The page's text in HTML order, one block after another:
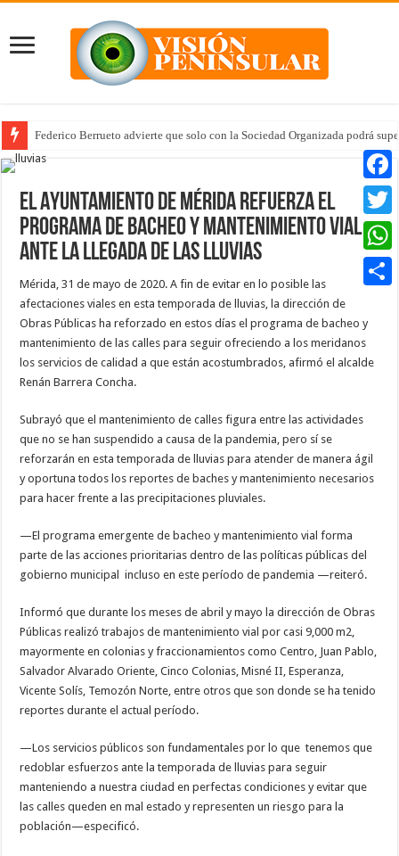
Federico Berrueto advierte que solo con la Sociedad Organizada podrá
El Ayuntamiento de Mérida refuerza el
programa de bacheo y mantenimiento vial
ante la llegada de las lluvias
Mérida, 31 de mayo de 2020. A fin de evitar en lo posible las
afectaciones viales en esta temporada de lluvias, la dirección de
Obras Públicas ha reforzado en estos días el programa de bacheo y
mantenimiento de las calles para seguir ofreciendo a los meridanos
los servicios de calidad a que están acostumbrados, afirmó el alcalde
Renán Barrera Concha.
Subrayó que el mantenimiento de calles figura entre las actividades
que no se han suspendido a causa de la pandemia, pero sí se
reforzarán en esta temporada de lluvias para atender de manera ágil
y oportuna todos los reportes de baches y mantenimiento necesarios
para hacer frente a las precipitaciones pluviales.
—El programa emergente de bacheo y mantenimiento vial forma
parte de las acciones prioritarias dentro de las políticas públicas del
gobierno municipal incluso en este período de pandemia —reiteró.
Informó que durante los meses de abril y mayo la dirección de Obras
Públicas realizó trabajos de mantenimiento vial por casi 9,000 m2,
mayormente en colonias y fraccionamientos como Centro, Juan Pablo,
Salvador Alvarado Oriente, Cinco Colonias, Misné II, Esperanza,
Vicente Solís, Temozón Norte, entre otros que son donde se ha tenido
reportes durante el actual período.
—Los servicios públicos son fundamentales por lo que tenemos que
redoblar esfuerzos ante la temporada de lluvias para seguir
manteniendo a nuestra ciudad en perfectas condiciones y evitar que
las calles queden en mal estado y representen un riesgo para la
población—especificó.
Twitter